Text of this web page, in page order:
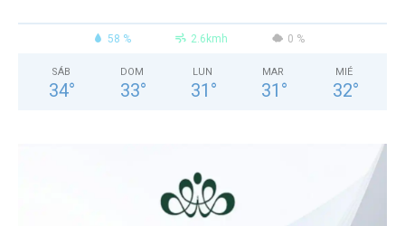
58 % 2.6kmh 0 %
SÁB
34°
DOM
33°
LUN
31 °
MAR
31 °
MIÉ
32°